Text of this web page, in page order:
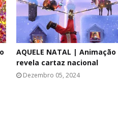
AQUELE NATAL | Animação
revela cartaz nacional
Dezembro 05, 2024